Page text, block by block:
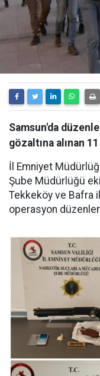
Samsun'da
gözaltına alınan
İl Emniyet
Şube Müdürlüğü
Tekkeköy ve Bafra
operasyon